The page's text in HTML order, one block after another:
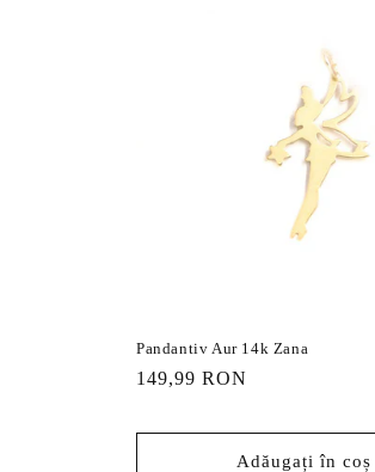
Pandantiv Aur 14k Zana
Preț
149,99 RON
Adăugați în coș